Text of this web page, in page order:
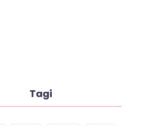
Tagi